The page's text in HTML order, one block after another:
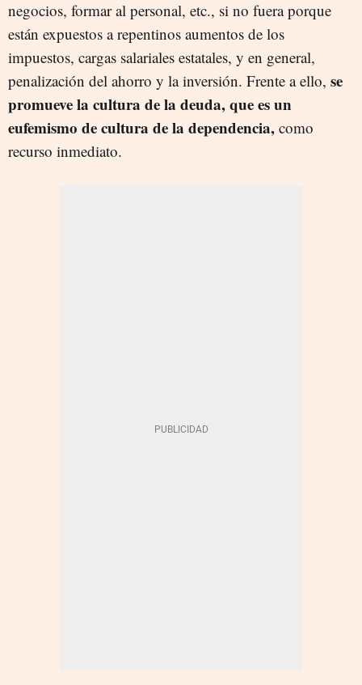
negocios, formar al personal, etc., si no fuera porque
están expuestos a repentinos aumentos de los
impuestos, cargas salariales estatales, y en general,
penalización del ahorro y la inversión. Frente a ello, se
promueve la cultura de la deuda, que es un
eufemismo de cultura de la dependencia, como
recurso inmediato.